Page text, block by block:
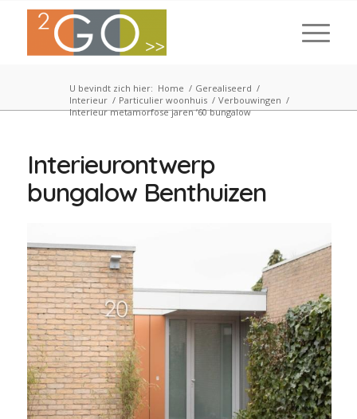
U bevindt zich hier: Home / Gerealiseerd /
Interieur / Particulier woonhuis / Verbouwingen /
Interieur metamorfose jaren ’60 bungalow
Interieurontwerp
bungalow Benthuizen